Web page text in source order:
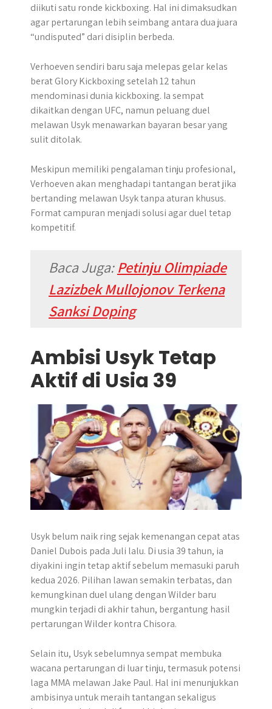
diikuti satu ronde kickboxing. Hal ini dimaksudkan
agar pertarungan lebih seimbang antara dua juara
“undisputed” dari disiplin berbeda.
Verhoeven sendiri baru saja melepas gelar kelas
berat Glory Kickboxing setelah 12 tahun
mendominasi dunia kickboxing. Ia sempat
dikaitkan dengan UFC, namun peluang duel
melawan Usyk menawarkan bayaran besar yang
sulit ditolak.
Meskipun memiliki pengalaman tinju profesional,
Verhoeven akan menghadapi tantangan berat jika
bertanding melawan Usyk tanpa aturan khusus.
Format campuran menjadi solusi agar duel tetap
kompetitif.
Baca Juga:Petinju Olimpiade
Lazizbek Mullojonov Terkena
Sanksi Doping
Ambisi Usyk Tetap
Aktif di Usia 39
Usyk belum naik ring sejak kemenangan cepat atas
Daniel Dubois pada Juli lalu. Di usia 39 tahun, ia
diyakini ingin tetap aktif sebelum memasuki paruh
kedua 2026. Pilihan lawan semakin terbatas, dan
kemungkinan duel ulang dengan Wilder baru
mungkin terjadi di akhir tahun, bergantung hasil
pertarungan Wilder kontra Chisora.
Selain itu, Usyk sebelumnya sempat membuka
wacana pertarungan di luar tinju, termasuk potensi
laga MMA melawan Jake Paul. Hal ini menunjukkan
ambisinya untuk meraih tantangan sekaligus